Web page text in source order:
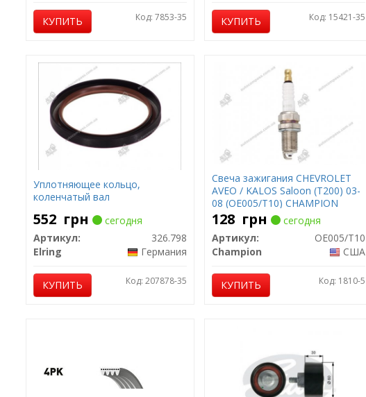
КУПИТЬ Код: 7853-35 КУПИТЬ Код: 15421-35
Уплотняющее кольцо,
коленчатый вал
552 грн
сегодня
Артикул:
326.798
Elring
Германия
КУПИТЬ Код: 207878-35
Свеча зажигания CHEVROLET
AVEO / KALOS Saloon (T200) 03-
08 (OE005/T10) CHAMPION
128 грн
сегодня
Артикул:
OE005/T10
Champion
США
КУПИТЬ Код: 1810-5